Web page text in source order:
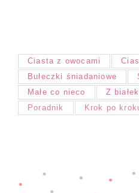
Ciasta z owocami
Bułeczki śniadaniowe
Małe co nieco
Z białek
Poradnik
Krok po